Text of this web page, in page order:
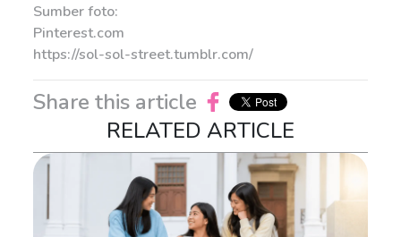
Sumber foto:
Pinterest.com
https://sol-sol-street.tumblr.com/
Share this article
RELATED ARTICLE